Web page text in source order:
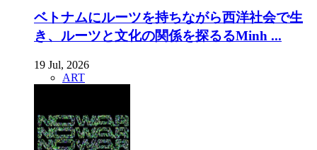
ベトナムにルーツを持ちながら西洋社会で生
き、ルーツと文化の関係を探るるMinh ...
19 Jul, 2026
ART